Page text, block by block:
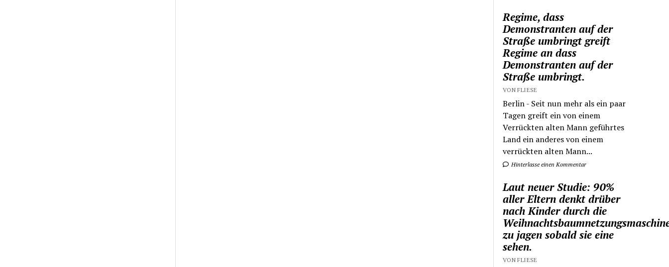
Regime, dass
Demonstranten auf der
Straße umbringt greift
Regime an dass
Demonstranten auf der
Straße umbringt.
VON FLIESE
Berlin - Seit nun mehr als ein paar
Tagen greift ein von einem
Verrückten alten Mann geführtes
Land ein anderes von einem
verrückten alten Mann...
Hinterlasse einen Kommentar
Laut neuer Studie: 90%
aller Eltern denkt drüber
nach Kinder durch die
zu jagen sobald sie eine
sehen.
VON FLIESE